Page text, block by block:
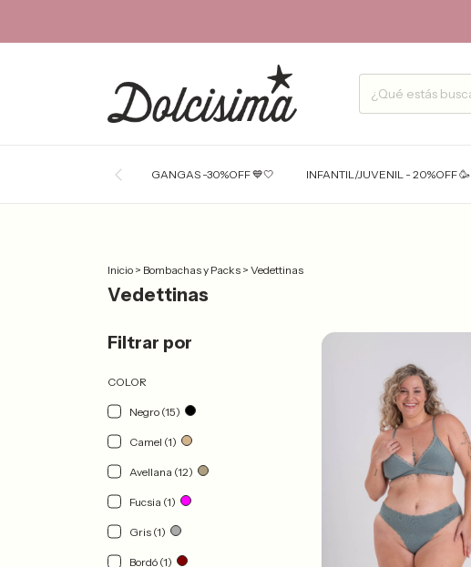
GANGAS -30%OFF 💙🤍 INFANTIL/JUVENIL - 20%OFF 🥳
Inicio > Bombachas y Packs > Vedettinas
Vedettinas
Filtrar por
COLOR
Negro (15)
Camel (1)
Avellana (12)
Fucsia (1)
Gris (1)
Bordó (1)